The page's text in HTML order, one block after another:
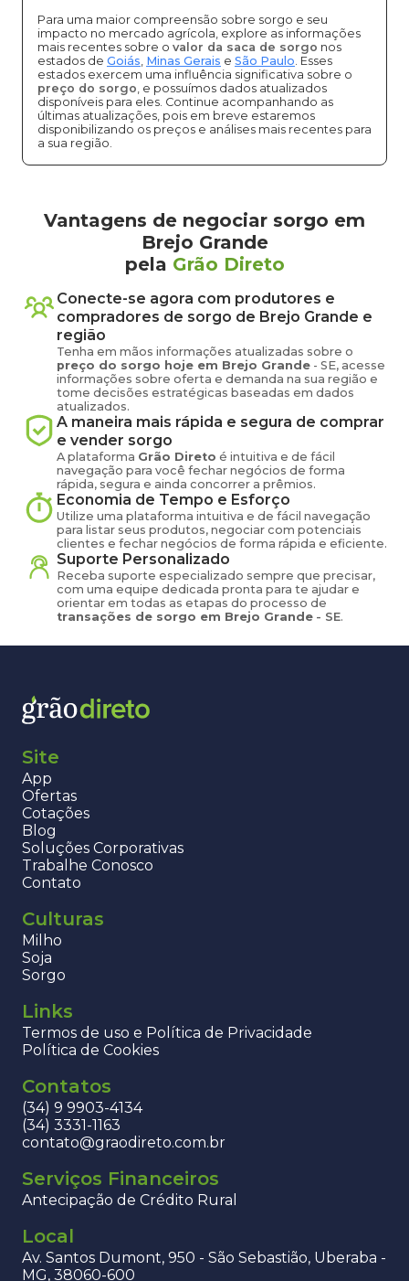
Para uma maior compreensão sobre sorgo e seu
impacto no mercado agrícola, explore as informações
mais recentes sobre o valor da saca de sorgo nos
estados de Goiás, Minas Gerais e São Paulo. Esses
estados exercem uma influência significativa sobre o
preço do sorgo, e possuímos dados atualizados
disponíveis para eles. Continue acompanhando as
últimas atualizações, pois em breve estaremos
disponibilizando os preços e análises mais recentes para
a sua região.
Vantagens de negociar sorgo em
Brejo Grande
pela Grão Direto
Conecte-se agora com produtores e
compradores de sorgo de Brejo Grande e
região
Tenha em mãos informações atualizadas sobre o
preço do sorgo hoje em Brejo Grande - SE, acesse
informações sobre oferta e demanda na sua região e
tome decisões estratégicas baseadas em dados
atualizados.
A maneira mais rápida e segura de comprar
e vender sorgo
A plataforma Grão Direto é intuitiva e de fácil
navegação para você fechar negócios de forma
rápida, segura e ainda concorrer a prêmios.
Economia de Tempo e Esforço
Utilize uma plataforma intuitiva e de fácil navegação
para listar seus produtos, negociar com potenciais
clientes e fechar negócios de forma rápida e eficiente.
Suporte Personalizado
Receba suporte especializado sempre que precisar,
com uma equipe dedicada pronta para te ajudar e
orientar em todas as etapas do processo de
transações de sorgo em Brejo Grande - SE.
Site
App
Ofertas
Cotações
Blog
Soluções Corporativas
Trabalhe Conosco
Contato
Culturas
Milho
Soja
Sorgo
Links
Termos de uso e Política de Privacidade
Política de Cookies
Contatos
(34) 9 9903-4134
(34) 3331-1163
contato@graodireto.com.br
Serviços Financeiros
Antecipação de Crédito Rural
Local
Av. Santos Dumont, 950 - São Sebastião, Uberaba -
MG, 38060-600